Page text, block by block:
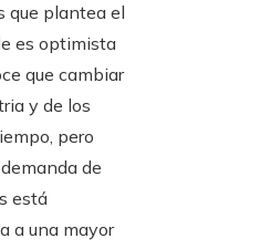
que plantea el
es optimista
que cambiar
y de los
pero
de
está
a una mayor